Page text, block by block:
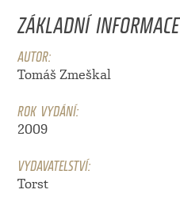
ZÁKLADNÍ INFORMACE
AUTOR:
Tomáš Zmeškal
ROK VYDÁNÍ:
2009
VYDAVATELSTVÍ:
Torst